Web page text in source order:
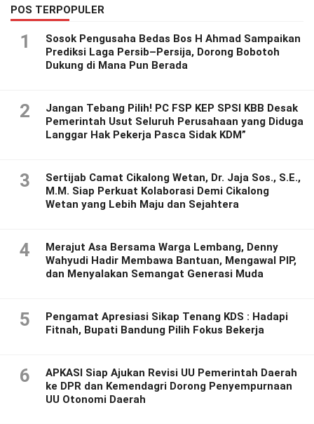
POS TERPOPULER
1
Sosok Pengusaha Bedas Bos H Ahmad Sampaikan
Prediksi Laga Persib–Persija, Dorong Bobotoh
Dukung di Mana Pun Berada
2
Jangan Tebang Pilih! PC FSP KEP SPSI KBB Desak
Pemerintah Usut Seluruh Perusahaan yang Diduga
Langgar Hak Pekerja Pasca Sidak KDM”
3
Sertijab Camat Cikalong Wetan, Dr. Jaja Sos., S.E.,
M.M. Siap Perkuat Kolaborasi Demi Cikalong
Wetan yang Lebih Maju dan Sejahtera
4
Merajut Asa Bersama Warga Lembang, Denny
Wahyudi Hadir Membawa Bantuan, Mengawal PIP,
dan Menyalakan Semangat Generasi Muda
5
Pengamat Apresiasi Sikap Tenang KDS : Hadapi
Fitnah, Bupati Bandung Pilih Fokus Bekerja
6
APKASI Siap Ajukan Revisi UU Pemerintah Daerah
ke DPR dan Kemendagri Dorong Penyempurnaan
UU Otonomi Daerah